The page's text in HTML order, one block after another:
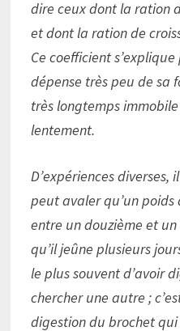
dire ceux dont la ration
et dont la ration de
Ce coefficient
dépense très peu de sa
très longtemps
lentement.
D’expériences
peut avaler qu’un
entre un douzième et
qu’il jeûne plusieurs
le plus souvent d’avoir
chercher une autre ;
digestion du brochet